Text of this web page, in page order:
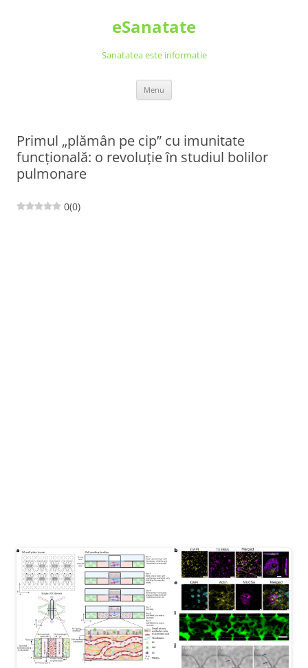
eSanatate
Sanatatea este informatie
Menu
Primul „plămân pe cip” cu imunitate
funcțională: o revoluție în studiul bolilor
pulmonare
0(0)